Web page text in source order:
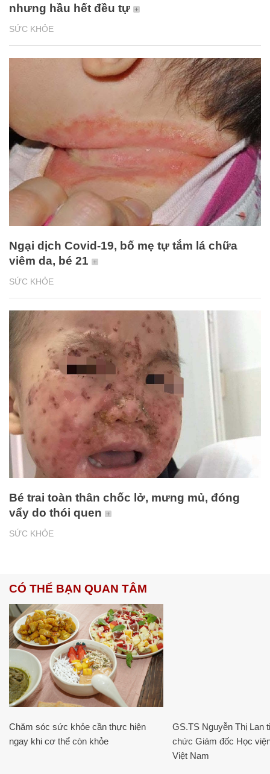
SỨC KHỎE
nhưng hầu hết đều tự
SỨC KHỎE
Ngại dịch Covid-19, bố mẹ tự tắm lá chữa
viêm da, bé 21
SỨC KHỎE
Bé trai toàn thân chốc lở, mưng mủ, đóng
vẩy do thói quen
CÓ THỂ BẠN QUAN TÂM
Chăm sóc sức khỏe cần thực hiện
ngay khi cơ thể còn khỏe
GS.TS Nguyễn Thị Lan
chức Giám đốc Học
Việt Nam